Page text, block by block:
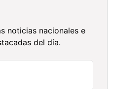
noticias nacionales e
del día.